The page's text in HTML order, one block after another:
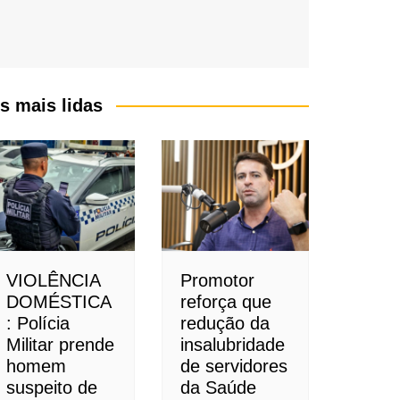
mais lidas
VIOLÊNCIA
DOMÉSTICA
: Polícia
Militar prende
homem
suspeito de
Promotor
reforça que
redução da
insalubridade
de servidores
da Saúde